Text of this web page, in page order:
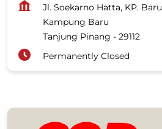
Jl. Soekarno Hatta, KP. Baru
Kampung Baru
Tanjung Pinang - 29112
Permanently Closed